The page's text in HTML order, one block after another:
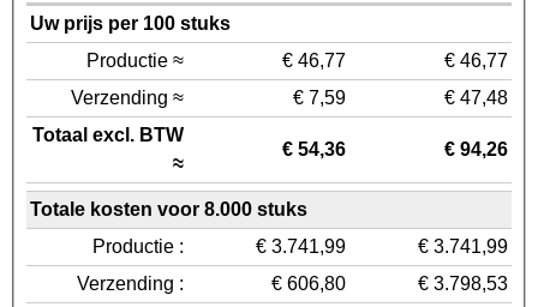
Uw prijs per 100 stuks
Productie ≈
€ 46,77
€ 46,77
Verzending ≈
€ 7,59
€ 47,48
Totaal excl. BTW
≈
€ 54,36 € 94,26
Totale kosten voor 8.000 stuks
Productie :
€ 3.741,99
€ 3.741,99
Verzending :
€ 606,80 € 3.798,53